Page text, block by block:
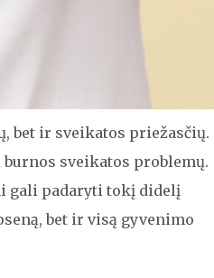
bet ir sveikatos priežasčių.
sveikatos problemų.
gali padaryti tokį didelį
bet ir visą gyvenimo